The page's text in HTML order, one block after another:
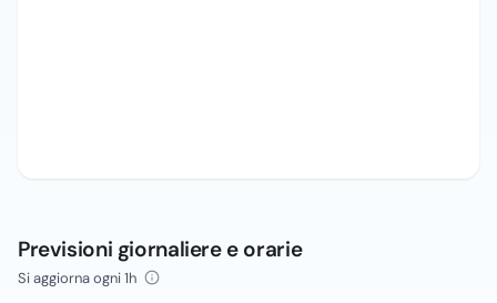
Previsioni giornaliere e orarie
Si aggiorna ogni 1h